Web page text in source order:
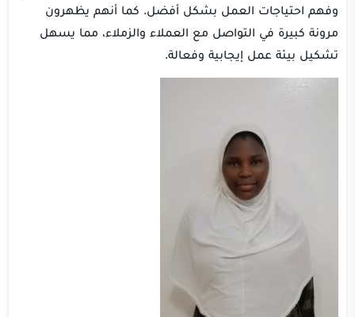
وفهم احتياجات العمل بشكل أفضل. كما أنهم يظهرون
مرونة كبيرة في التواصل مع العملاء والزملاء، مما يسهل
تشكيل بيئة عمل إيجابية وفعالة.